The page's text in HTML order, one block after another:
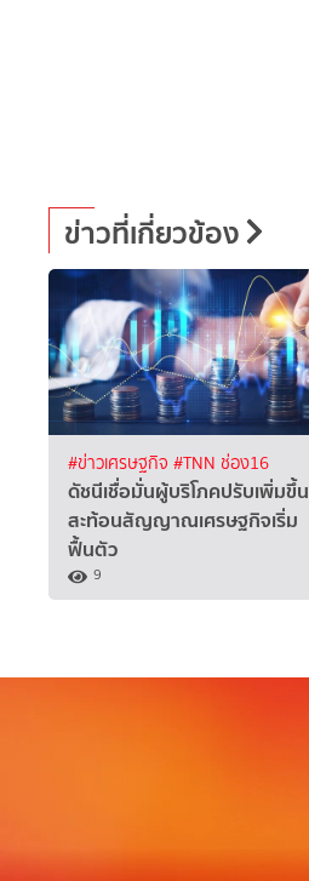
ข่าวที่เกี่ยวข้อง
#ข่าวเศรษฐกิจ #TNN ช่อง16
ดัชนีเชื่อมั่นผู้บริโภคปรับเพิ่มขึ้น
สะท้อนสัญญาณเศรษฐกิจเริ่ม
ฟื้นตัว
9